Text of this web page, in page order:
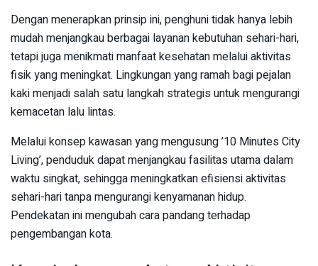
Dengan menerapkan prinsip ini, penghuni tidak hanya lebih
mudah menjangkau berbagai layanan kebutuhan sehari-hari,
tetapi juga menikmati manfaat kesehatan melalui aktivitas
fisik yang meningkat. Lingkungan yang ramah bagi pejalan
kaki menjadi salah satu langkah strategis untuk mengurangi
kemacetan lalu lintas.
Melalui konsep kawasan yang mengusung ’10 Minutes City
Living’, penduduk dapat menjangkau fasilitas utama dalam
waktu singkat, sehingga meningkatkan efisiensi aktivitas
sehari-hari tanpa mengurangi kenyamanan hidup.
Pendekatan ini mengubah cara pandang terhadap
pengembangan kota.